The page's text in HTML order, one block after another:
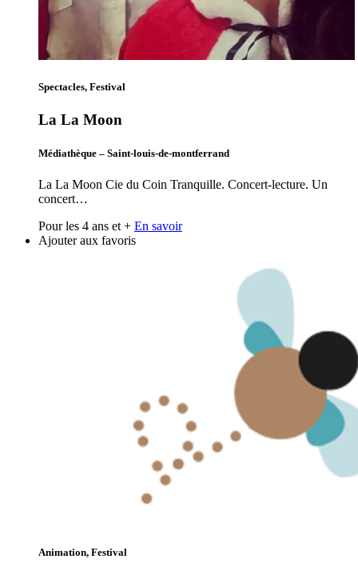
Spectacles, Festival
La La Moon
Médiathèque – Saint-louis-de-montferrand
La La Moon Cie du Coin Tranquille. Concert-lecture. Un
concert…
Pour les 4 ans et + En savoir
Ajouter aux favoris
Animation, Festival